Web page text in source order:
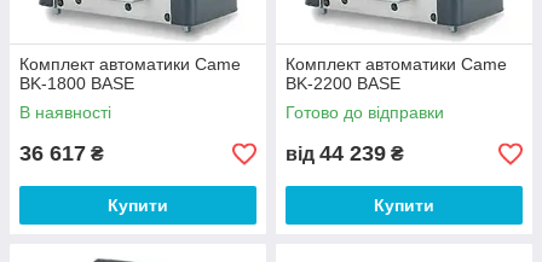
У моделях використовується автоматичне
визначення перешкод.
Застосовується для воріт вагою від 400 кг
до 3 500 кг, з шириною проїзду до 12
метрів.
Комплект автоматики Came
BK-1800 BASE
В наявності
36 617 ₴
Купити
Комплект автоматики Came
BK-2200 BASE
Готово до відправки
від 44 239 ₴
Купити